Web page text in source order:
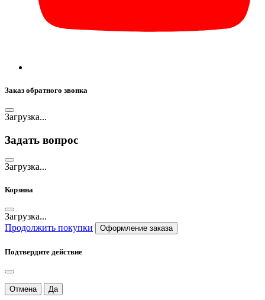
Заказ обратного звонка
Загрузка...
Задать вопрос
Загрузка...
Корзина
Загрузка...
Продолжить покупки
Оформление заказа
Подтвердите действие
Отмена Да